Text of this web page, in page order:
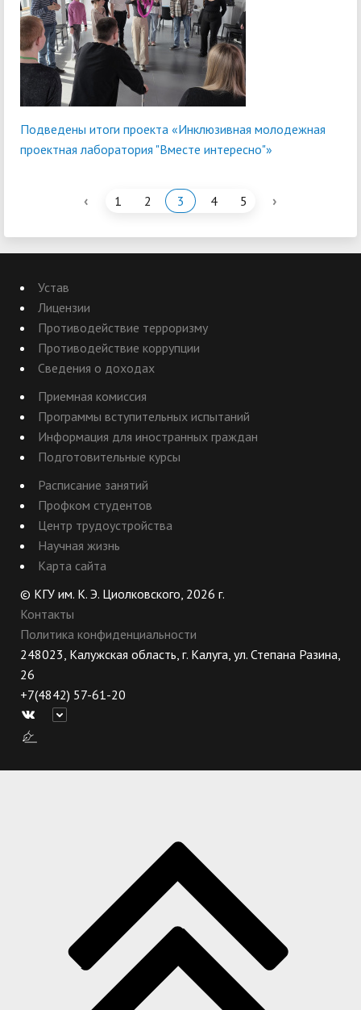
Подведены итоги проекта «Инклюзивная молодежная
проектная лаборатория "Вместе интересно"»
‹ 1 2 3 4 5 ›
Устав
Лицензии
Противодействие терроризму
Противодействие коррупции
Сведения о доходах
Приемная комиссия
Программы вступительных испытаний
Информация для иностранных граждан
Подготовительные курсы
Расписание занятий
Профком студентов
Центр трудоустройства
Научная жизнь
Карта сайта
© КГУ им. К. Э. Циолковского, 2026 г.
Контакты
Политика конфиденциальности
248023, Калужская область, г. Калуга, ул. Степана Разина,
26
+7(4842) 57-61-20